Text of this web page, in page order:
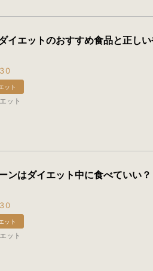
イエットのおすすめ食品と正し
ット
ット
ンはダイエット中に食べていい
ット
ット